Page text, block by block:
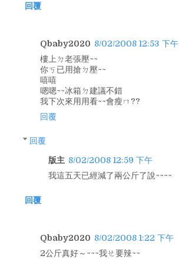
回覆
Qbaby2020 8/02/2008 12:53 下午
樓上ㄉ老張壓~~
你ㄎ已用搶ㄉ壓~~
嘻嘻
嗯嗯~~冰箱ㄉ建議不錯
我下次來用用看~~會瘦ㄇ??
回覆
回覆
版主 8/02/2008 12:59 下午
我這五天已經減了兩公斤了說~~~~
回覆
Qbaby2020 8/02/2008 1:22 下午
2公斤真好～~~~我ㄝ要辣~~